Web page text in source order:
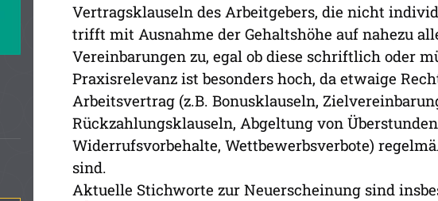
Vertragsklauseln des Arbeitgebers, die nicht
trifft mit Ausnahme der Gehaltshöhe auf nahezu
Vereinbarungen zu, egal ob diese schriftlich oder
Praxisrelevanz ist besonders hoch, da etwaige
Arbeitsvertrag (z.B. Bonusklauseln,
Rückzahlungsklauseln, Abgeltung von
Widerrufsvorbehalte, Wettbewerbsverbote)
sind.
Aktuelle Stichworte zur Neuerscheinung sind